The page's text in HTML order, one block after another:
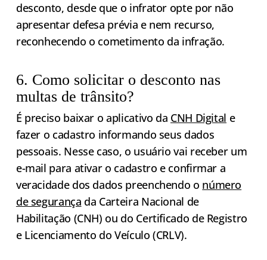
desconto, desde que o infrator opte por não
apresentar defesa prévia e nem recurso,
reconhecendo o cometimento da infração.
6. Como solicitar o desconto nas
multas de trânsito?
É preciso baixar o aplicativo da CNH Digital e
fazer o cadastro informando seus dados
pessoais. Nesse caso, o usuário vai receber um
e-mail para ativar o cadastro e confirmar a
veracidade dos dados preenchendo o número
de segurança da Carteira Nacional de
Habilitação (CNH) ou do Certificado de Registro
e Licenciamento do Veículo (CRLV).